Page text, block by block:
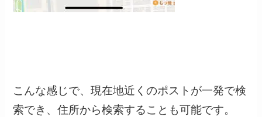
こんな感じで、現在地近くのポストが一発で検
索でき、住所から検索することも可能です。